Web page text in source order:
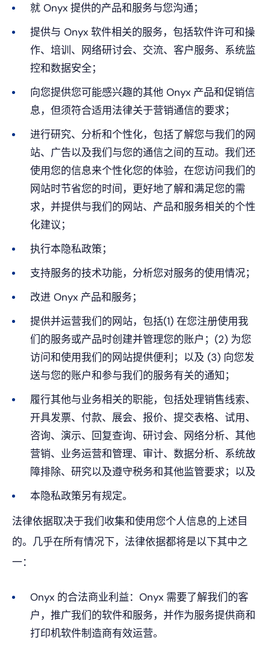
就 Onyx 提供的产品和服务与您沟通；
提供与 Onyx 软件相关的服务，包括软件许可和操
作、培训、网络研讨会、交流、客户服务、系统监
控和数据安全；
向您提供您可能感兴趣的其他 Onyx 产品和促销信
息，但须符合适用法律关于营销通信的要求；
进行研究、分析和个性化，包括了解您与我们的网
站、广告以及我们与您的通信之间的互动。我们还
使用您的信息来个性化您的体验，在您访问我们的
网站时节省您的时间，更好地了解和满足您的需
求，并提供与我们的网站、产品和服务相关的个性
化建议；
执行本隐私政策；
支持服务的技术功能，分析您对服务的使用情况；
改进 Onyx 产品和服务；
提供并运营我们的网站，包括(1) 在您注册使用我
们的服务或产品时创建并管理您的账户；(2) 为您
访问和使用我们的网站提供便利；以及 (3) 向您发
送与您的账户和参与我们的服务有关的通知；
履行其他与业务相关的职能，包括处理销售线索、
开具发票、付款、展会、报价、提交表格、试用、
咨询、演示、回复查询、研讨会、网络分析、其他
营销、业务运营和管理、审计、数据分析、系统故
障排除、研究以及遵守税务和其他监管要求；以及
本隐私政策另有规定。
法律依据取决于我们收集和使用您个人信息的上述目
的。几乎在所有情况下，法律依据都将是以下其中之
一：
Onyx 的合法商业利益：Onyx 需要了解我们的客
户，推广我们的软件和服务，并作为服务提供商和
打印机软件制造商有效运营。